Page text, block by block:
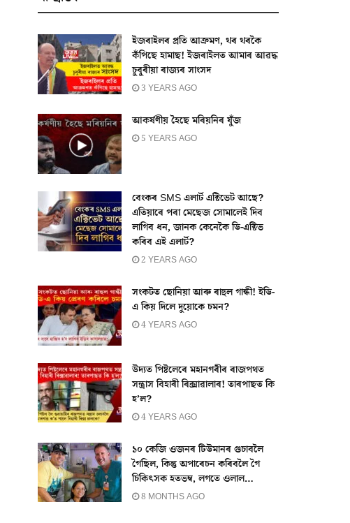
ইজৰাইলৰ প্ৰতি আক্ৰমণ, থৰ থৰকৈ
কঁপিছে হামাছ! ইজৰাইলত আমাৰ আৱদ্ধ
চুবুৰীয়া ৰাজ্যৰ সাংসদ
3 YEARS AGO
আকৰ্ষণীয় হৈছে মৰিয়নিৰ যুঁজ
5 YEARS AGO
বেংকৰ SMS এলাৰ্ট এক্টিভেট আছে?
এতিয়াৰে পৰা মেছেজ সোমালেই দিব
লাগিব ধন, জানক কেনেকৈ ডি-এক্টিভ
কৰিব এই এলাৰ্ট?
2 YEARS AGO
সংকটত ছোনিয়া আৰু ৰাহুল গান্ধী! ইডি-
এ কিয় দিলে দুয়োকে চমন?
4 YEARS AGO
উদ্যত পিষ্টলেৰে মহানগৰীৰ ৰাজপথত
সন্ত্ৰাস বিহাৰী ৰিক্সাৱালাৰ! তাৰপাছত কি
হ’ল?
4 YEARS AGO
১০ কেজি ওজনৰ টিউমানৰ গুচাবলৈ
গৈছিল, কিন্তু অপাৰেচন কৰিবলৈ গৈ
চিকিৎসক হতভম্ব, লগতে ওলাল…
8 MONTHS AGO